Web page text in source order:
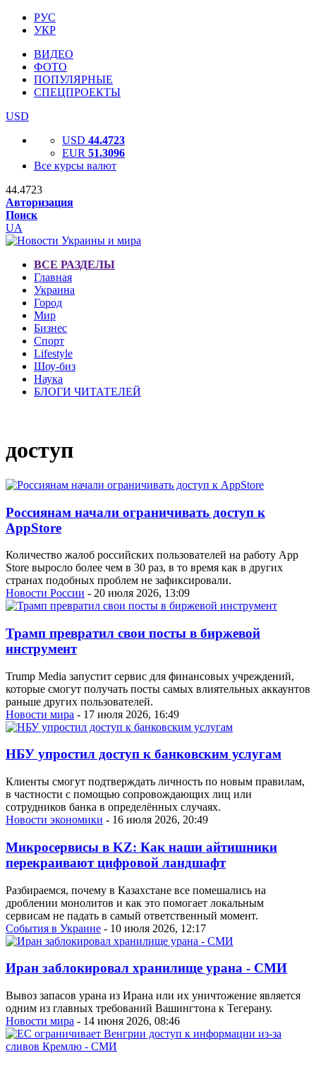
РУС
УКР
ВИДЕО
ФОТО
ПОПУЛЯРНЫЕ
СПЕЦПРОЕКТЫ
USD
USD 44.4723
EUR 51.3096
Все курсы валют
44.4723
Авторизация
Поиск
UA
ВСЕ РАЗДЕЛЫ
Главная
Украина
Город
Мир
Бизнес
Спорт
Lifestyle
Шоу-биз
Наука
БЛОГИ ЧИТАТЕЛЕЙ
доступ
Россиянам начали ограничивать доступ к
AppStore
Количество жалоб российских пользователей на работу App
Store выросло более чем в 30 раз, в то время как в других
странах подобных проблем не зафиксировали.
Новости России - 20 июля 2026, 13:09
Трамп превратил свои посты в биржевой
инструмент
Trump Media запустит сервис для финансовых учреждений,
которые смогут получать посты самых влиятельных аккаунтов
раньше других пользователей.
Новости мира - 17 июля 2026, 16:49
НБУ упростил доступ к банковским услугам
Клиенты смогут подтверждать личность по новым правилам,
в частности с помощью сопровождающих лиц или
сотрудников банка в определённых случаях.
Новости экономики - 16 июля 2026, 20:49
Микросервисы в KZ: Как наши айтишники
перекраивают цифровой ландшафт
Разбираемся, почему в Казахстане все помешались на
дроблении монолитов и как это помогает локальным
сервисам не падать в самый ответственный момент.
События в Украине - 10 июля 2026, 12:17
Иран заблокировал хранилище урана - СМИ
Вывоз запасов урана из Ирана или их уничтожение является
одним из главных требований Вашингтона к Тегерану.
Новости мира - 14 июня 2026, 08:46